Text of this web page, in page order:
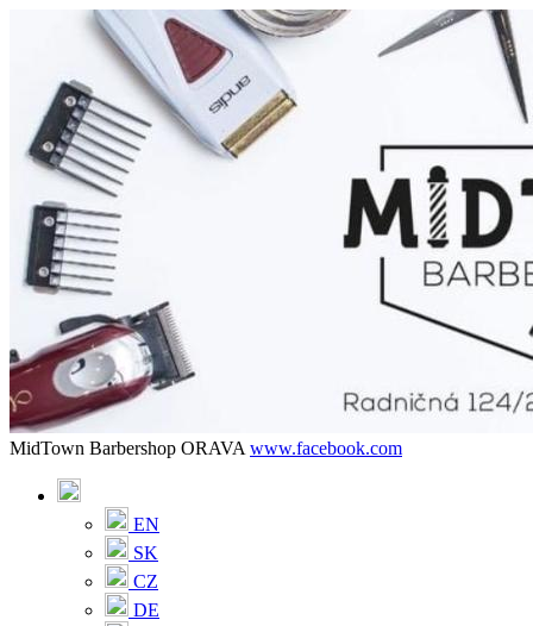
MidTown Barbershop ORAVA www.facebook.com
EN
SK
CZ
DE